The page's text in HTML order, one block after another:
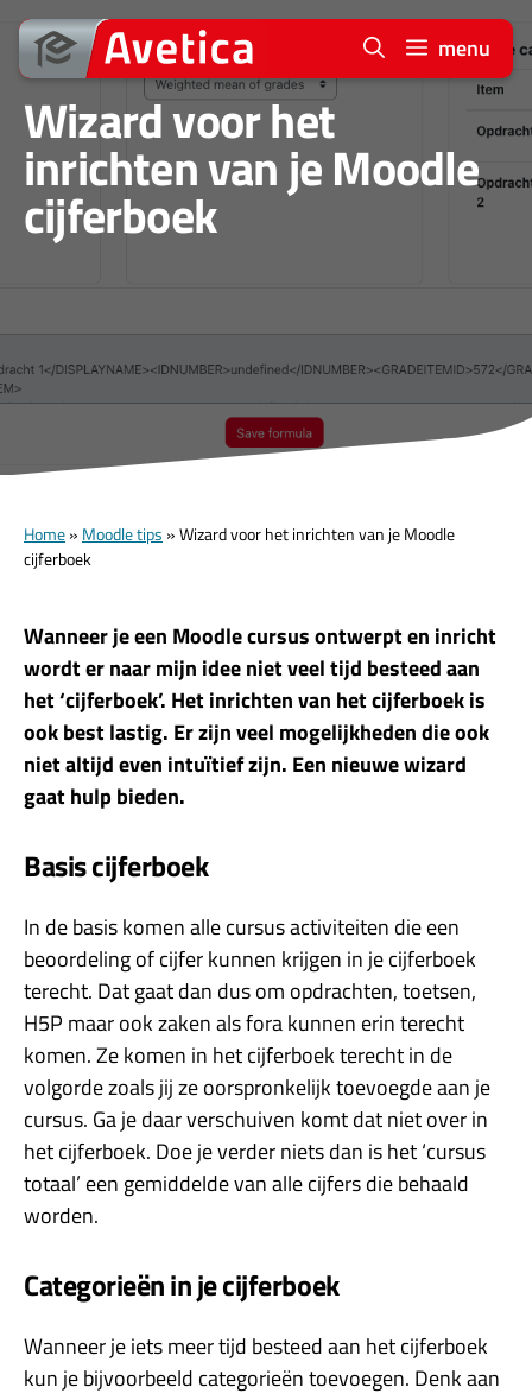
Ga
naar
de
inhoud
menu
Wizard voor het
inrichten van je Moodle
cijferboek
Home» Moodle tips »Wizard voor het inrichten van je Moodle
cijferboek
Wanneer je een Moodle cursus ontwerpt en inricht
wordt er naar mijn idee niet veel tijd besteed aan
het ‘cijferboek’. Het inrichten van het cijferboek is
ook best lastig. Er zijn veel mogelijkheden die ook
niet altijd even intuïtief zijn. Een nieuwe wizard
gaat hulp bieden.
Basis cijferboek
In de basis komen alle cursus activiteiten die een
beoordeling of cijfer kunnen krijgen in je cijferboek
terecht. Dat gaat dan dus om opdrachten, toetsen,
H5P maar ook zaken als fora kunnen erin terecht
komen. Ze komen in het cijferboek terecht in de
volgorde zoals jij ze oorspronkelijk toevoegde aan je
cursus. Ga je daar verschuiven komt dat niet over in
het cijferboek. Doe je verder niets dan is het ‘cursus
totaal’ een gemiddelde van alle cijfers die behaald
worden.
Categorieën in je cijferboek
Wanneer je iets meer tijd besteed aan het cijferboek
kun je bijvoorbeeld categorieën toevoegen. Denk aan